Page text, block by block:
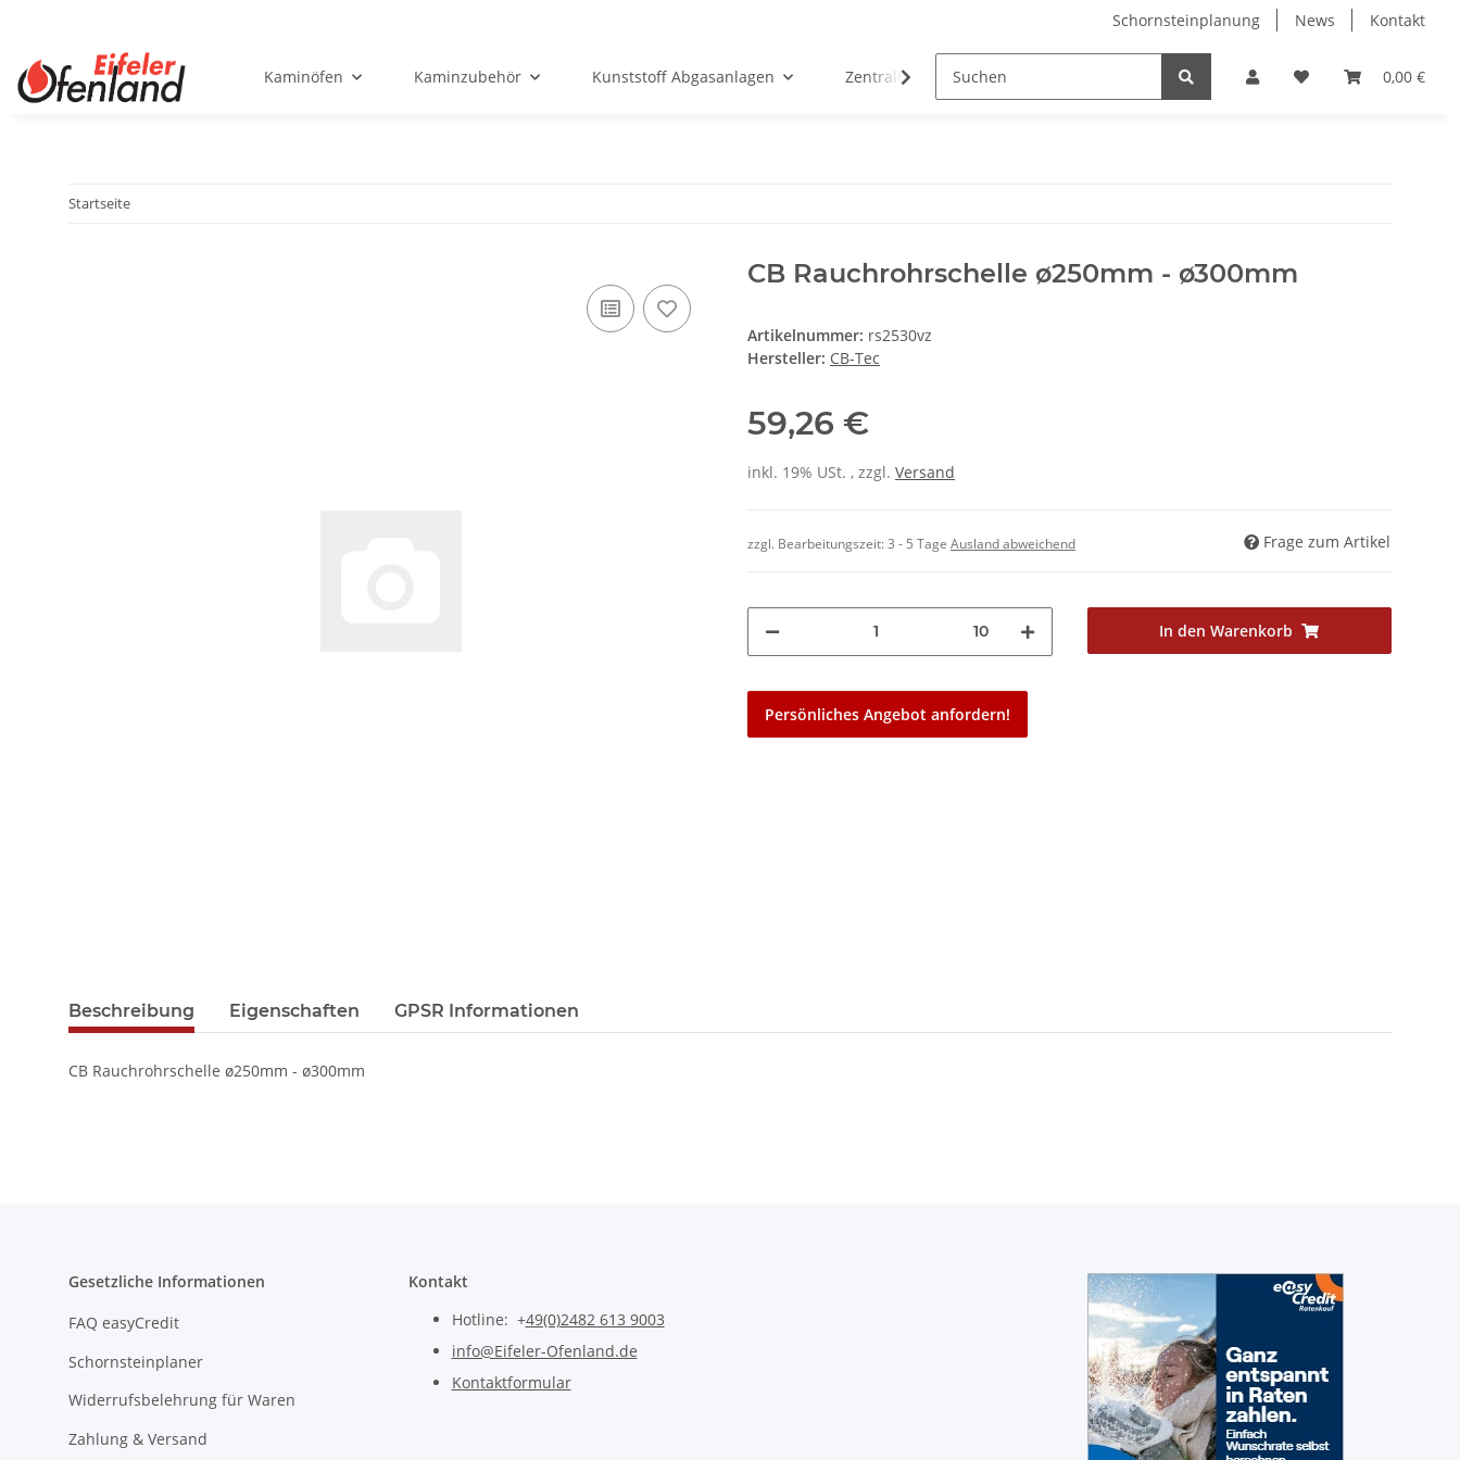
Schornsteinplanung News Kontakt
0,00 €
Kaminöfen Kaminzubehör Kunststoff Abgasanlagen Zentralheizungen
Startseite
CB Rauchrohrschelle ø250mm - ø300mm
Artikelnummer: rs2530vz
Hersteller: CB-Tec
59,26 €
inkl. 19% USt. , zzgl. Versand
zzgl. Bearbeitungszeit:3 - 5 Tage Ausland abweichend Frage zum Artikel
10 In den Warenkorb
Persönliches Angebot anfordern!
Beschreibung Eigenschaften GPSR Informationen
CB Rauchrohrschelle ø250mm - ø300mm
Gesetzliche Informationen
FAQ easyCredit
Schornsteinplaner
Widerrufsbelehrung für Waren
Zahlung & Versand
Kontakt
Hotline: +49(0)2482 613 9003
info@Eifeler-Ofenland.de
Kontaktformular